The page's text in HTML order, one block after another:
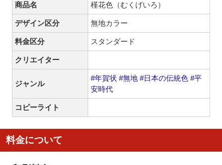
商品名 槿花色（むくげいろ）
デザイン区分 無地カラー
料金区分 スタンダード
クリエイター
ジャンル
#年賀状 #無地 #日本の伝統色 #平
安時代
コピーライト
料金について